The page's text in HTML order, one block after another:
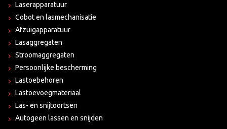
Laserapparatuur
Cobot en lasmechanisatie
Afzuigapparatuur
Lasaggregaten
Stroomaggregaten
Persoonlijke bescherming
Lastoebehoren
Lastoevoegmateriaal
Las- en snijtoortsen
Autogeen lassen en snijden